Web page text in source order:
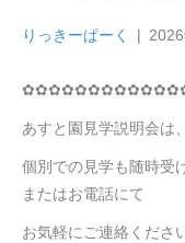
りっきーぱーく |
あすと園見学説明会は
個別での見学も随時受
またはお電話にて
お気軽にご連絡くださ